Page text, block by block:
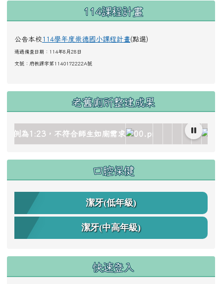
114課程計畫
公告本校 114學年度崇德國小課程計畫(點選)
通過備查日期：114年8月28日
文號： 府教課字第1140172222A號
老舊廁所整建成果
gallery_511959_1_oez.jpg title= rel=fgallery511959
gallery_511959_2_dQJ.jpg title= rel=fgallery511959
gallery_511959_3_4Oh.jpg title=
image/gallery_511959_4_sSR.jpg title=
image/gallery_511959_5_htO.jpg title=
uploads/tad_blocks/image/
link to https://www.cdps.hlc.edu.tw/uploads/
link to https://
link to https://
link to
link to
link to
link
口腔保健
潔牙(低年級)
潔牙(中高年級)
快速登入